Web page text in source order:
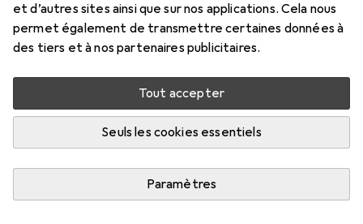
et d’autres sites ainsi que sur nos applications. Cela nous
permet également de transmettre certaines données à
des tiers et à nos partenaires publicitaires.
Tout accepter
Seuls les cookies essentiels
Paramètres
6
Évaluations
Livré entre mer, 19/8 et ven, 21/8
Plus de 10 pièces en stock chez le fournisseur
M'informer si le produit est disponible plus tôt